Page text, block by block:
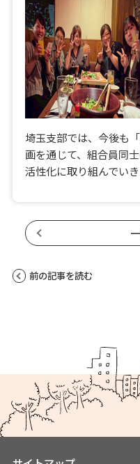
埼玉支部では、今後も
画を通じて、組合員同
活性化に取り組んでいき
前の記事を読む